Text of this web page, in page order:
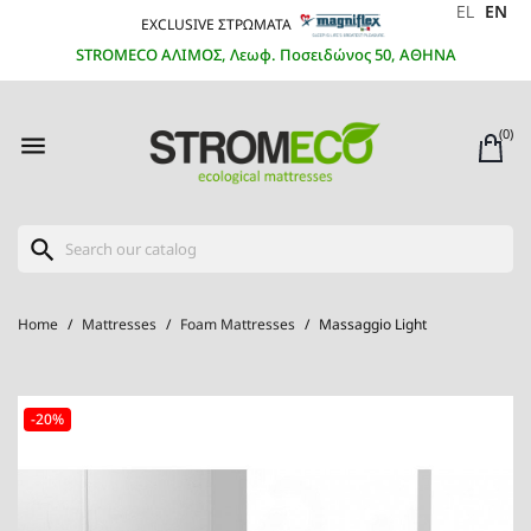
EXCLUSIVE ΣΤΡΩΜΑΤΑ
STROMECO ΑΛΙΜΟΣ, Λεωφ. Ποσειδώνος 50, ΑΘΗΝΑ
EL EN
 (0)
search
Home Mattresses Foam Mattresses Massaggio Light
-20%